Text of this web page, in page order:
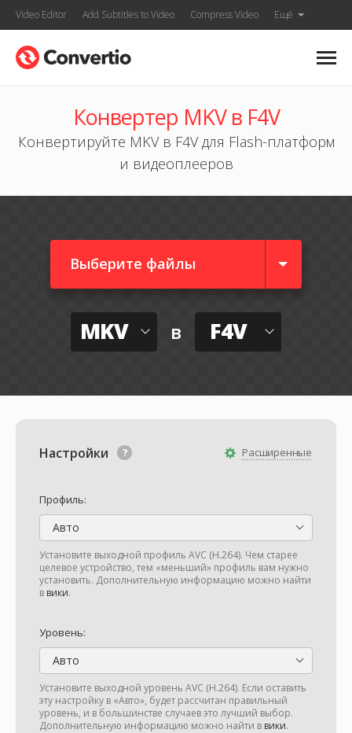
Video Editor Add Subtitles to Video Compress Video Ещё
Конвертер MKV в F4V
Конвертируйте MKV в F4V для Flash-платформ
и видеоплееров
Выберите файлы
MKV в F4V
Расширенные
Настройки
Профиль:
Авто
Установите выходной профиль AVC (H.264). Чем старее
целевое устройство, тем «меньший» профиль вам нужно
установить. Дополнительную информацию можно найти
в вики.
Уровень:
Авто
Установите выходной уровень AVC (H.264). Если оставить
эту настройку в «Авто», будет рассчитан правильный
уровень, и в большинстве случаев это лучший выбор.
Дополнительную информацию можно найти в вики.